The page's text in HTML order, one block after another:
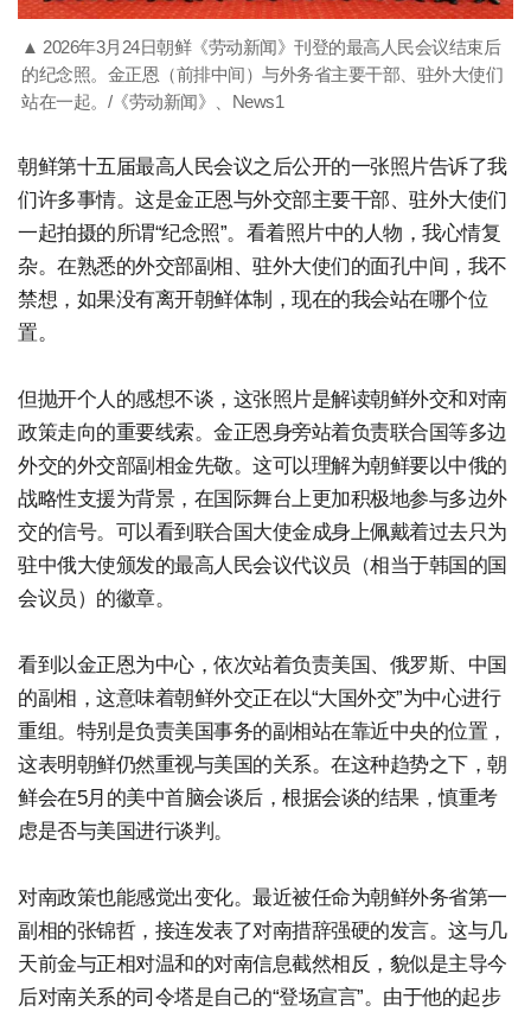
▲ 2026年3月24日朝鲜《劳动新闻》刊登的最高人民会议结束后
的纪念照。金正恩（前排中间）与外务省主要干部、驻外大使们
站在一起。/《劳动新闻》、News1
朝鲜第十五届最高人民会议之后公开的一张照片告诉了我
们许多事情。这是金正恩与外交部主要干部、驻外大使们
一起拍摄的所谓“纪念照”。看着照片中的人物，我心情复
杂。在熟悉的外交部副相、驻外大使们的面孔中间，我不
禁想，如果没有离开朝鲜体制，现在的我会站在哪个位
置。
但抛开个人的感想不谈，这张照片是解读朝鲜外交和对南
政策走向的重要线索。金正恩身旁站着负责联合国等多边
外交的外交部副相金先敬。这可以理解为朝鲜要以中俄的
战略性支援为背景，在国际舞台上更加积极地参与多边外
交的信号。可以看到联合国大使金成身上佩戴着过去只为
驻中俄大使颁发的最高人民会议代议员（相当于韩国的国
会议员）的徽章。
看到以金正恩为中心，依次站着负责美国、俄罗斯、中国
的副相，这意味着朝鲜外交正在以“大国外交”为中心进行
重组。特别是负责美国事务的副相站在靠近中央的位置，
这表明朝鲜仍然重视与美国的关系。在这种趋势之下，朝
鲜会在5月的美中首脑会谈后，根据会谈的结果，慎重考
虑是否与美国进行谈判。
对南政策也能感觉出变化。最近被任命为朝鲜外务省第一
副相的张锦哲，接连发表了对南措辞强硬的发言。这与几
天前金与正相对温和的对南信息截然相反，貌似是主导今
后对南关系的司令塔是自己的“登场宣言”。由于他的起步